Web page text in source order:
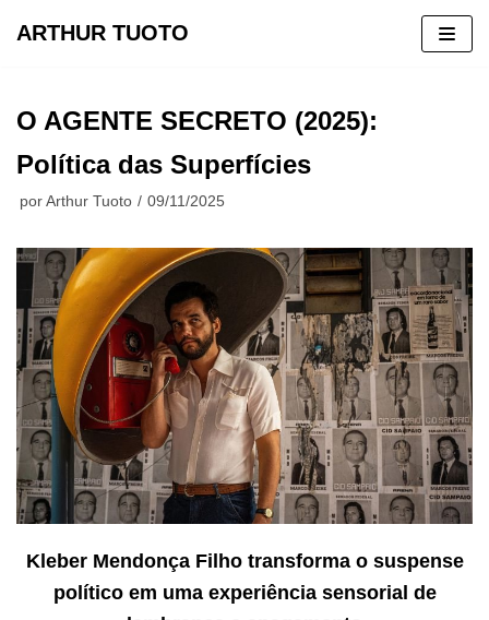
o
ARTHUR TUOTO
O AGENTE SECRETO (2025):
Política das Superfícies
por Arthur Tuoto 09/11/2025
Kleber Mendonça Filho transforma o suspense
político em uma experiência sensorial de